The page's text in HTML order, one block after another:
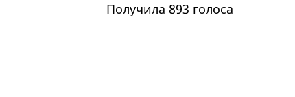
Получила 893 голоса